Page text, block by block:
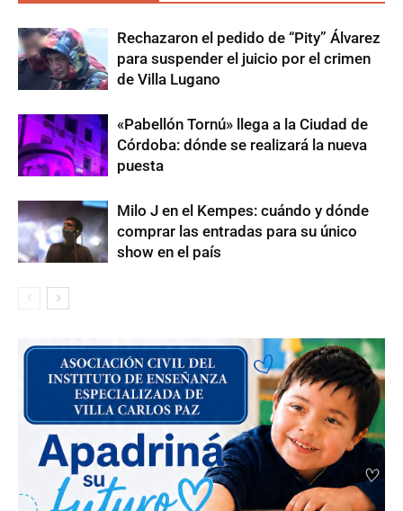
Rechazaron el pedido de “Pity” Álvarez
para suspender el juicio por el crimen
de Villa Lugano
«Pabellón Tornú» llega a la Ciudad de
Córdoba: dónde se realizará la nueva
puesta
Milo J en el Kempes: cuándo y dónde
comprar las entradas para su único
show en el país